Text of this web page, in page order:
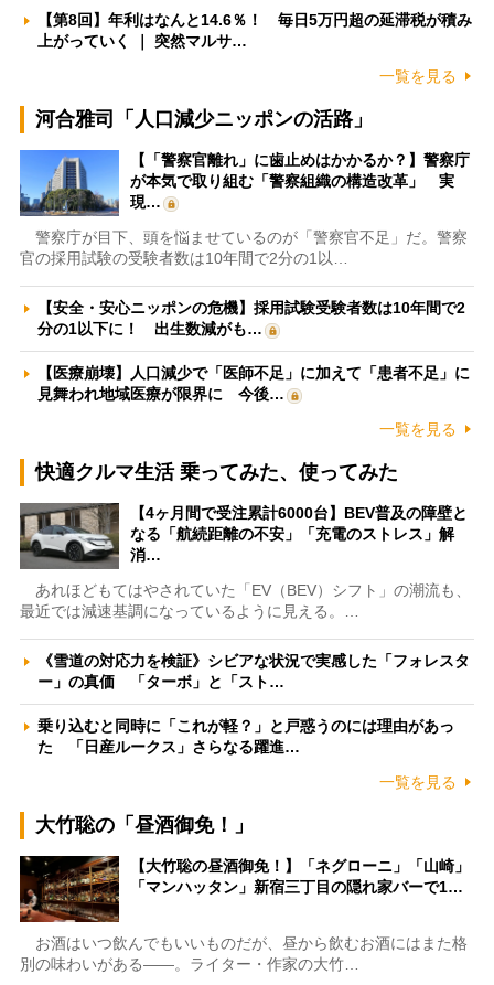
【第8回】年利はなんと14.6％！ 毎日5万円超の延滞税が積み
上がっていく ｜ 突然マルサ…
一覧を見る
河合雅司「人口減少ニッポンの活路」
【「警察官離れ」に歯止めはかかるか？】警察庁
が本気で取り組む「警察組織の構造改革」 実
現…
警察庁が目下、頭を悩ませているのが「警察官不足」だ。警察
官の採用試験の受験者数は10年間で2分の1以…
【安全・安心ニッポンの危機】採用試験受験者数は10年間で2
分の1以下に！ 出生数減がも…
【医療崩壊】人口減少で「医師不足」に加えて「患者不足」に
見舞われ地域医療が限界に 今後…
一覧を見る
快適クルマ生活 乗ってみた、使ってみた
【4ヶ月間で受注累計6000台】BEV普及の障壁と
なる「航続距離の不安」「充電のストレス」解
消…
あれほどもてはやされていた「EV（BEV）シフト」の潮流も、
最近では減速基調になっているように見える。…
《雪道の対応力を検証》シビアな状況で実感した「フォレスタ
ー」の真価 「ターボ」と「スト…
乗り込むと同時に「これが軽？」と戸惑うのには理由があっ
た 「日産ルークス」さらなる躍進…
一覧を見る
大竹聡の「昼酒御免！」
【大竹聡の昼酒御免！】「ネグローニ」「山崎」
「マンハッタン」新宿三丁目の隠れ家バーで1…
お酒はいつ飲んでもいいものだが、昼から飲むお酒にはまた格
別の味わいがある――。ライター・作家の大竹…